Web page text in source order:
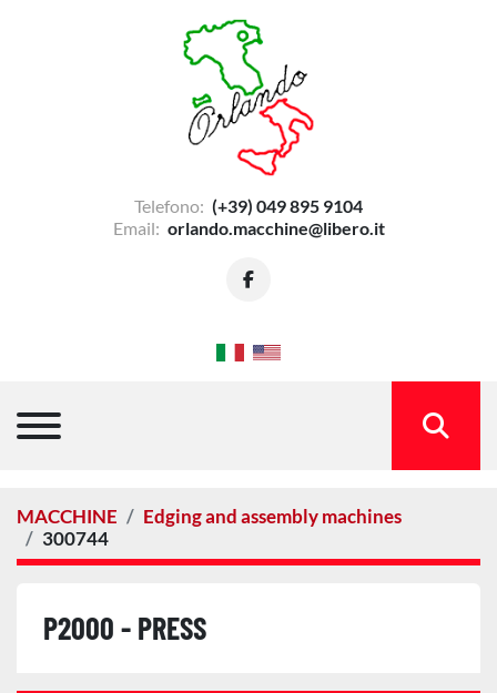
Telefono: (+39) 049 895 9104
Email: orlando.macchine@libero.it
facebook
CERCA
MACCHINE
Edging and assembly machines
300744
P2000 - PRESS